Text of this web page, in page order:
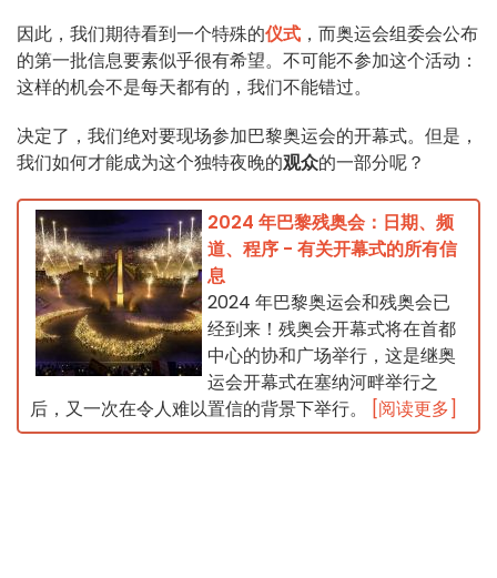
因此，我们期待看到一个特殊的仪式 ，而奥运会组委会公布
的第一批信息要素似乎很有希望。不可能不参加这个活动：
这样的机会不是每天都有的，我们不能错过。
决定了，我们绝对要现场参加巴黎奥运会的开幕式。但是，
我们如何才能成为这个独特夜晚的观众的一部分呢？
2024 年巴黎残奥会：日期、频
道、程序 - 有关开幕式的所有信
息
2024 年巴黎奥运会和残奥会已
经到来！残奥会开幕式将在首都
中心的协和广场举行，这是继奥
运会开幕式在塞纳河畔举行之
后，又一次在令人难以置信的背景下举行。
[阅读更多]